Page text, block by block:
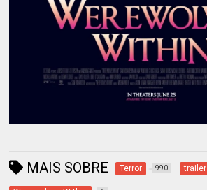
MAIS SOBRE Terror 990 trailer